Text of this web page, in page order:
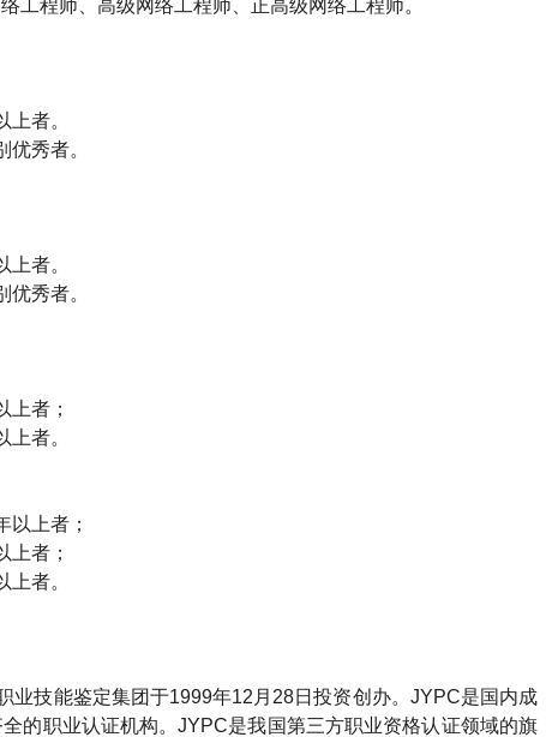
工程师、高级网络工程师、正高级网络工程师。
者。
秀者。
者。
秀者。
上者；
者。
以上者；
上者；
者。
业技能鉴定集团于1999年12 月 28日投资创办。 JYPC是国内成
的职业认证机构。JYPC是我国第三方职业资格认证领域的旗